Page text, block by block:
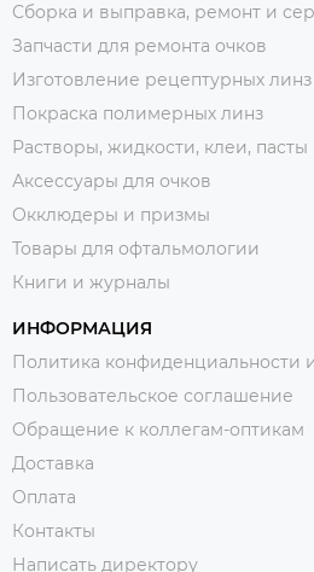
Сборка и выправка, ремонт и
Запчасти для ремонта очков
Изготовление рецептурных линз
Покраска полимерных линз
Растворы, жидкости, клеи, пасты
Аксессуары для очков
Окклюдеры и призмы
Товары для офтальмологии
Книги и журналы
ИНФОРМАЦИЯ
Политика конфиденциальности
Пользовательское соглашение
Обращение к коллегам-оптикам
Доставка
Оплата
Контакты
Написать директору